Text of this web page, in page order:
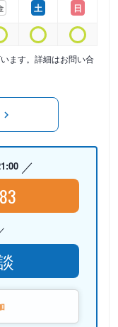
土
日
ます。詳細はお問い合